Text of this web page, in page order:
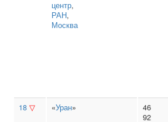
центр,
РАН,
Москва
18 ▽ «Уран»
46
92